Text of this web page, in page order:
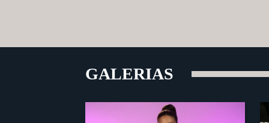
GALERIAS